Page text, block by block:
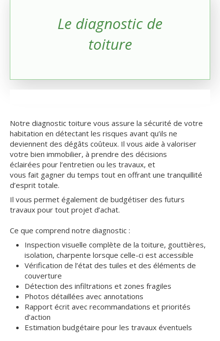
Le diagnostic de
toiture
Notre diagnostic toiture vous assure la sécurité de votre
habitation en détectant les risques avant qu’ils ne
deviennent des dégâts coûteux. Il vous aide à valoriser
votre bien immobilier, à prendre des décisions
éclairées pour l’entretien ou les travaux, et
vous fait gagner du temps tout en offrant une tranquillité
d’esprit totale.
Il vous permet également de budgétiser des futurs
travaux pour tout projet d’achat.
Ce que comprend notre diagnostic :
Inspection visuelle complète de la toiture, gouttières,
isolation, charpente lorsque celle-ci est accessible
Vérification de l’état des tuiles et des éléments de
couverture
Détection des infiltrations et zones fragiles
Photos détaillées avec annotations
Rapport écrit avec recommandations et priorités
d’action
Estimation budgétaire pour les travaux éventuels